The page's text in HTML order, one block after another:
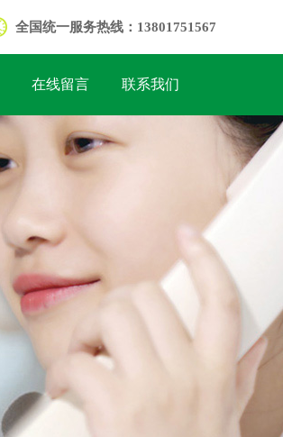
全国统一服务热线：13801751567
在线留言 联系我们